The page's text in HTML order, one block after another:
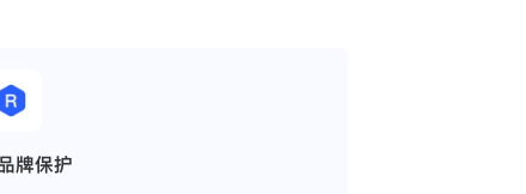
牌保护